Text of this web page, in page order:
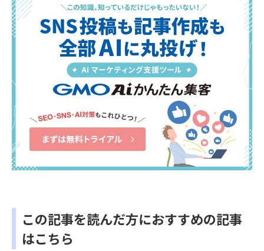
この記事を読んだ方におすすめの記事
はこちら